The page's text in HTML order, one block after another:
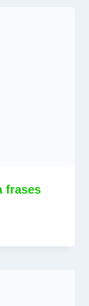
frases